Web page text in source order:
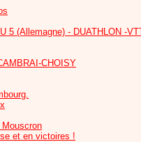
5 (Allemagne) - DUATHLON -
CHOISY
et en victoires !